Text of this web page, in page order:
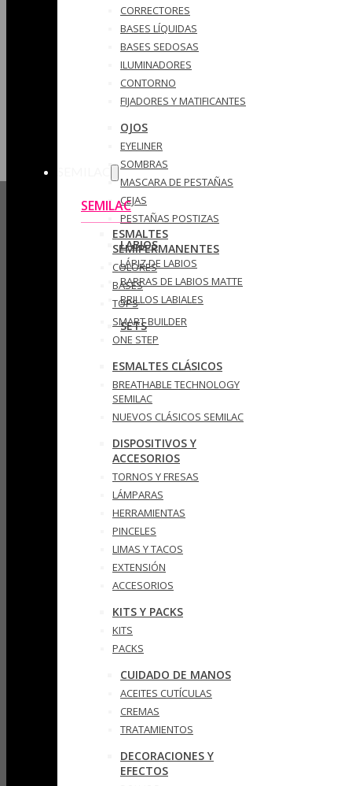
CORRECTORES
BASES LÍQUIDAS
BASES SEDOSAS
ILUMINADORES
CONTORNO
FIJADORES Y MATIFICANTES
OJOS
EYELINER
SOMBRAS
MASCARA DE PESTAÑAS
CEJAS
PESTAÑAS POSTIZAS
LABIOS
LÁPIZ DE LABIOS
BARRAS DE LABIOS MATTE
BRILLOS LABIALES
SETS
SEMILAC
ESMALTES
SEMIPERMANENTES
COLORES
BASES
TOPS
SMART BUILDER
ONE STEP
ESMALTES CLÁSICOS
BREATHABLE TECHNOLOGY
SEMILAC
NUEVOS CLÁSICOS SEMILAC
DISPOSITIVOS Y
ACCESORIOS
TORNOS Y FRESAS
LÁMPARAS
HERRAMIENTAS
PINCELES
LIMAS Y TACOS
EXTENSIÓN
ACCESORIOS
KITS Y PACKS
KITS
PACKS
CUIDADO DE MANOS
ACEITES CUTÍCULAS
CREMAS
TRATAMIENTOS
DECORACIONES Y
EFECTOS